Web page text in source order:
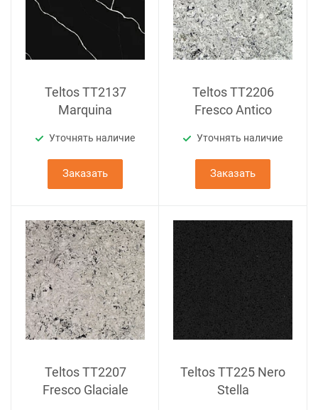
Teltos TT2137
Marquina
Уточнять наличие
Заказать
Teltos TT2206
Fresco Antico
Уточнять наличие
Заказать
Teltos TT2207
Fresco Glaciale
Teltos TT225 Nero
Stella